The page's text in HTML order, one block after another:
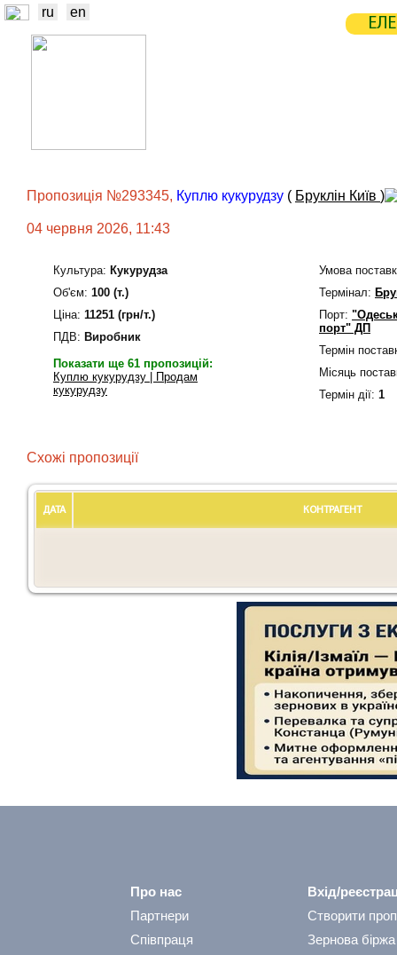
ru en
Пропозиція №293345, Куплю кукурудзу ( Бруклін Київ )
04 червня 2026, 11:43
Культура: Кукурудза
Об'єм: 100 (т.)
Ціна: 11251 (грн/т.)
ПДВ: Виробник
Показати ще 61 пропозицій:
Куплю кукурудзу | Продам
кукурудзу
Умова
Термінал:
Порт:
порт" ДП
Термін
Місяць
Термін дiї: 1
Схожі пропозиції
ДАТА КОНТРАГЕНТ
Про нас
Партнери
Співпраця
Вхід/
Створити
Зернова біржа